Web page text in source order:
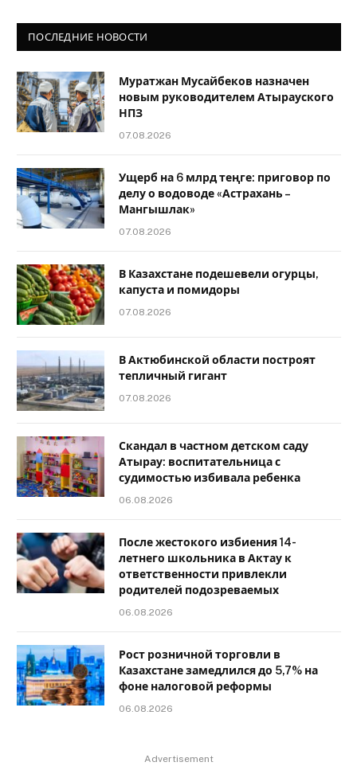
ПОСЛЕДНИЕ НОВОСТИ
Муратжан Мусайбеков назначен
новым руководителем Атырауского
НПЗ
07.08.2026
Ущерб на 6 млрд теңге: приговор по
делу о водоводе «Астрахань –
Мангышлак»
07.08.2026
В Казахстане подешевели огурцы,
капуста и помидоры
07.08.2026
В Актюбинской области построят
тепличный гигант
07.08.2026
Скандал в частном детском саду
Атырау: воспитательница с
судимостью избивала ребенка
06.08.2026
После жестокого избиения 14-
летнего школьника в Актау к
ответственности привлекли
родителей подозреваемых
06.08.2026
Рост розничной торговли в
Казахстане замедлился до 5,7% на
фоне налоговой реформы
06.08.2026
Advertisement